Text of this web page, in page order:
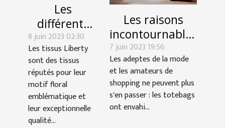
Les
différents
types de
tissus
Liberty
8 juin 2023 02:30
Les tissus Liberty
sont des tissus
réputés pour leur
motif floral
emblématique et
leur exceptionnelle
qualité...
Les raisons
incontournables
d’acquérir un
totebag à la
mode
7 juin 2023 19:56
Les adeptes de la mode
et les amateurs de
shopping ne peuvent plus
s'en passer : les totebags
ont envahi...